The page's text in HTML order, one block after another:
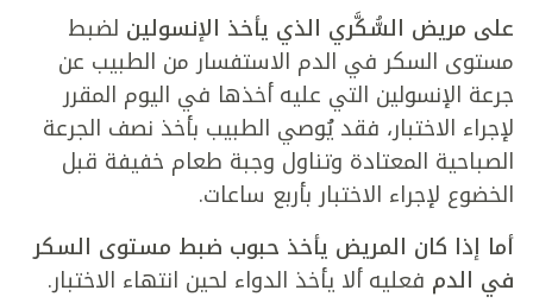
على مريض السُّكَّري الذي يأخذ الإنسولين لضبط
مستوى السكر في الدم الاستفسار من الطبيب عن
جرعة الإنسولين التي عليه أخذها في اليوم المقرر
لإجراء الاختبار، فقد يُوصي الطبيب بأخذ نصف الجرعة
الصباحية المعتادة وتناول وجبة طعام خفيفة قبل
الخضوع لإجراء الاختبار بأربع ساعات.
أما إذا كان المريض يأخذ حبوب ضبط مستوى السكر
في الدم فعليه ألا يأخذ الدواء لحين انتهاء الاختبار.